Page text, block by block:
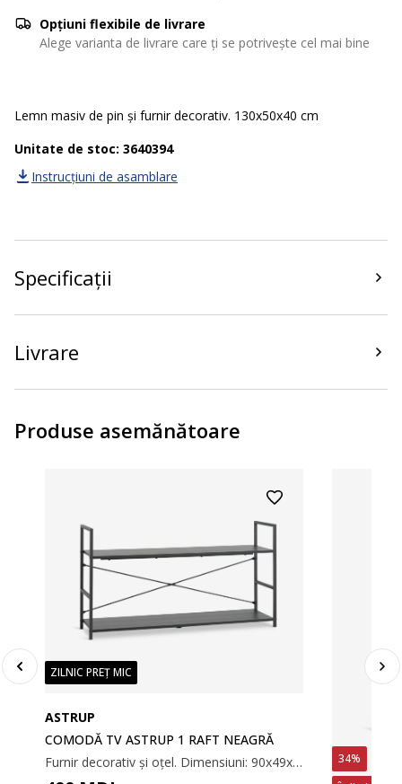
Opțiuni flexibile de livrare
Alege varianta de livrare care ți se potrivește cel mai bine
Lemn masiv de pin și furnir decorativ. 130x50x40 cm
Unitate de stoc: 3640394
Instrucțiuni de asamblare
Specificații
Livrare
Produse asemănătoare
ZILNIC PREȚ MIC
ASTRUP
COMODĂ TV ASTRUP 1 RAFT NEAGRĂ
Furnir decorativ și oțel. Dimensiuni: 90x49x24 cm.
34%